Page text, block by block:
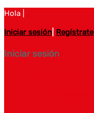
Hola |
Iniciar sesión Regístrate
Iniciar sesión